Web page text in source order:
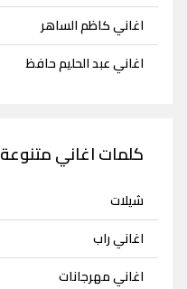
اغاني كاظم الساهر
اغاني عبد الحليم حافظ
كلمات اغاني متنوعة
شيلات
اغاني راب
اغاني مهرجانات